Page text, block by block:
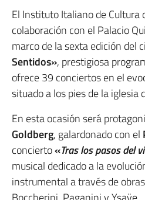
El Instituto Italiano de Cultura
colaboración con el Palacio
marco de la sexta edición del
Sentidos», prestigiosa
ofrece 39 conciertos en el
situado a los pies de la iglesia
En esta ocasión será
Goldberg, galardonado con el
concierto«Tras los pasos del
musical dedicado a la
instrumental a través de